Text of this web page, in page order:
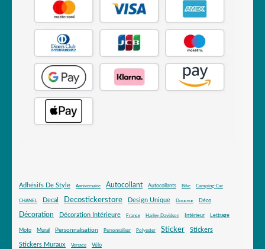
Adhésifs De Style Anniversaire Autocollant Autocollants Bike Camping-Car
CHANEL Decal Decostickerstore Design Unique Douceur Déco
Décoration Décoration Intérieure France Harley Davidson Intérieur Lettrage
Moto Mural Personnalisation Personnaliser Polyester Sticker Stickers
Stickers Muraux Versace Vélo